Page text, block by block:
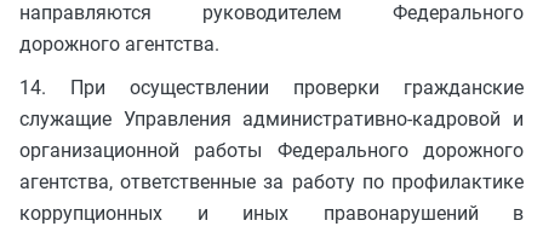
направляются руководителем Федерального
дорожного агентства.
14. При осуществлении проверки гражданские
служащие Управления административно-кадровой и
организационной работы Федерального дорожного
агентства, ответственные за работу по профилактике
коррупционных и иных правонарушений в